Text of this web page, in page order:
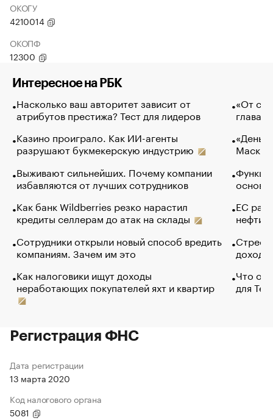
ОКОГУ
4210014
ОКОПФ
12300
Интересное на РБК
Насколько ваш авторитет зависит от
атрибутов престижа? Тест для лидеров
Казино проиграло. Как ИИ-агенты
разрушают букмекерскую индустрию
Выживают сильнейших. Почему компании
избавляются от лучших сотрудников
Как банк Wildberries резко нарастил
кредиты селлерам до атак на склады
Сотрудники открыли новый способ вредить
компаниям. Зачем им это
Как налоговики ищут доходы
неработающих покупателей яхт и квартир
«От
глава
Маск в
основ
ЕС
нефти
Что
для
Регистрация ФНС
Дата регистрации
13 марта 2020
Код налогового органа
5081